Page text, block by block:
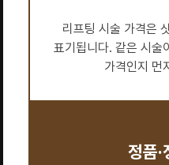
리프팅 시술 가격은
표기됩니다. 같은 시술
가격인지 먼
정품·